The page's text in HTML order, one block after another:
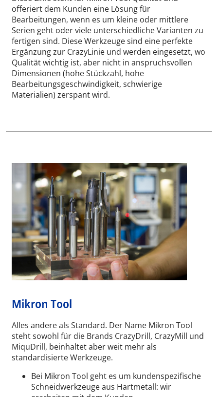
offeriert dem Kunden eine Lösung für
Bearbeitungen, wenn es um kleine oder mittlere
Serien geht oder viele unterschiedliche Varianten zu
fertigen sind. Diese Werkzeuge sind eine perfekte
Ergänzung zur CrazyLinie und werden eingesetzt, wo
Qualität wichtig ist, aber nicht in anspruchsvollen
Dimensionen (hohe Stückzahl, hohe
Bearbeitungsgeschwindigkeit, schwierige
Materialien) zerspant wird.
Mikron Tool
Alles andere als Standard. Der Name Mikron Tool
steht sowohl für die Brands CrazyDrill, CrazyMill und
MiquDrill, beinhaltet aber weit mehr als
standardisierte Werkzeuge.
Bei Mikron Tool geht es um kundenspezifische
Schneidwerkzeuge aus Hartmetall: wir